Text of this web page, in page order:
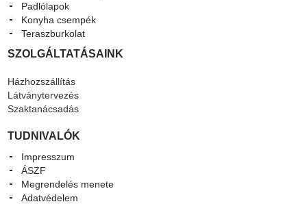
Padlólapok
Konyha csempék
Teraszburkolat
SZOLGÁLTATÁSAINK
Házhozszállítás
Látványtervezés
Szaktanácsadás
TUDNIVALÓK
Impresszum
ÁSZF
Megrendelés menete
Adatvédelem